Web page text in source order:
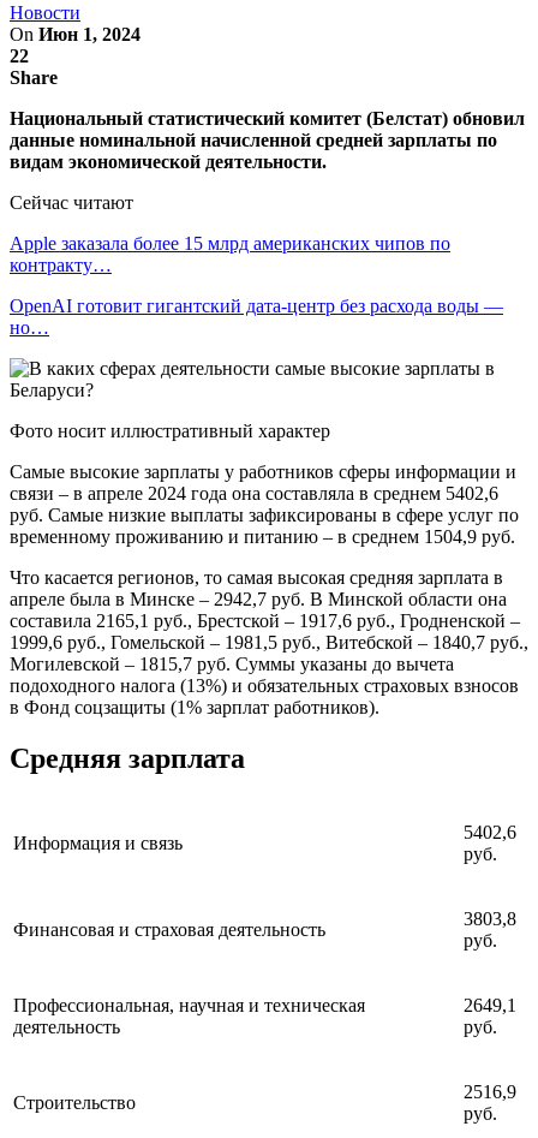
Новости
On Июн 1, 2024
22
Share
Национальный статистический комитет (Белстат) обновил
данные номинальной начисленной средней зарплаты по
видам экономической деятельности.
Сейчас читают
Apple заказала более 15 млрд американских чипов по
контракту…
OpenAI готовит гигантский дата-центр без расхода воды —
но…
Фото носит иллюстративный характер
Самые высокие зарплаты у работников сферы информации и
связи – в апреле 2024 года она составляла в среднем 5402,6
руб. Самые низкие выплаты зафиксированы в сфере услуг по
временному проживанию и питанию – в среднем 1504,9 руб.
Что касается регионов, то самая высокая средняя зарплата в
апреле была в Минске – 2942,7 руб. В Минской области она
составила 2165,1 руб., Брестской – 1917,6 руб., Гродненской –
1999,6 руб., Гомельской – 1981,5 руб., Витебской – 1840,7 руб.,
Могилевской – 1815,7 руб. Суммы указаны до вычета
подоходного налога (13%) и обязательных страховых взносов
в Фонд соцзащиты (1% зарплат работников).
Средняя зарплата
Информация и связь
5402,6
руб.
Финансовая и страховая деятельность
3803,8
руб.
Профессиональная, научная и техническая
деятельность
2649,1
руб.
Строительство
2516,9
руб.